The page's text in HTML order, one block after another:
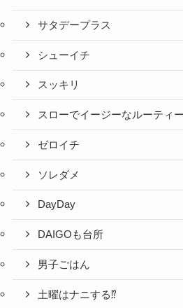
サタデープラス
シューイチ
スッキリ
スローでイージーなルーティ
ゼロイチ
ソレダメ
DayDay
DAIGOも台所
男子ごはん
土曜はナニする⁉